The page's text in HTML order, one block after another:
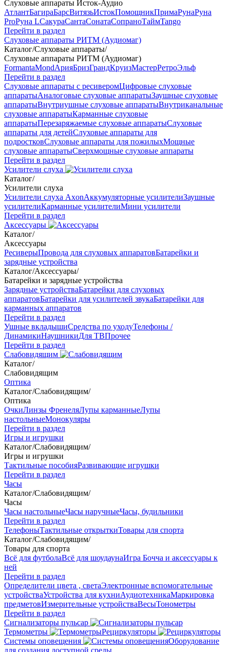
Слуховые аппараты Исток-Аудио
АтлантБагираБарсВитязьИстокПомощникПримаРунаРуна
ProРуна LСакураСантаСонатаСопраноТаймTango
Перейти в раздел
Слуховые аппараты РИТМ (Аудиомаг)
Каталог/Слуховые аппараты/
Слуховые аппараты РИТМ (Аудиомаг)
FormantaMondАрияБризГрандКруизМастерРетроЭльф
Перейти в раздел
Слуховые аппараты с ресиверомЦифровые слуховые
аппаратыАналоговые слуховые аппаратыЗаушные слуховые
аппаратыВнутриушные слуховые аппаратыВнутриканальные
слуховые аппаратыКарманные слуховые
аппаратыПерезаряжаемые слуховые аппаратыСлуховые
аппараты для детейСлуховые аппараты для
подростковСлуховые аппараты для пожилыхМощные
слуховые аппаратыСверхмощные слуховые аппараты
Перейти в раздел
Усилители слуха
Каталог/
Усилители слуха
Усилители слуха AxonАккумуляторные усилителиЗаушные
усилителиКарманные усилителиМини усилители
Перейти в раздел
Аксессуары
Каталог/
Аксессуары
РесиверыПровода для слуховых аппаратовБатарейки и
зарядные устройства
Каталог/Аксессуары/
Батарейки и зарядные устройства
Зарядные устройстваБатарейки для слуховых
аппаратовБатарейки для усилителей звукаБатарейки для
карманных аппаратов
Перейти в раздел
Ушные вкладышиСредства по уходуТелефоны /
ДинамикиНаушникиДля ТВПрочее
Перейти в раздел
Слабовидящим
Каталог/
Слабовидящим
Оптика
Каталог/Слабовидящим/
Оптика
ОчкиЛинзы ФренеляЛупы карманныеЛупы
настольныеМонокуляры
Перейти в раздел
Игры и игрушки
Каталог/Слабовидящим/
Игры и игрушки
Тактильные пособияРазвивающие игрушки
Перейти в раздел
Часы
Каталог/Слабовидящим/
Часы
Часы настольныеЧасы наручныеЧасы, будильники
Перейти в раздел
ТелефоныТактильные открыткиТовары для спорта
Каталог/Слабовидящим/
Товары для спорта
Всё для футболаВсё для шоудаунаИгра Бочча и аксессуары к
ней
Перейти в раздел
Определители цвета , светаЭлектронные вспомогательные
устройстваУстройства для кухниАудиотехникаМаркировка
предметовИзмерительные устройстваВесыТонометры
Перейти в раздел
Сигнализаторы пульсар
Термометры
Рециркуляторы
Cистемы оповещения
Оборудование
для создания доступной среды